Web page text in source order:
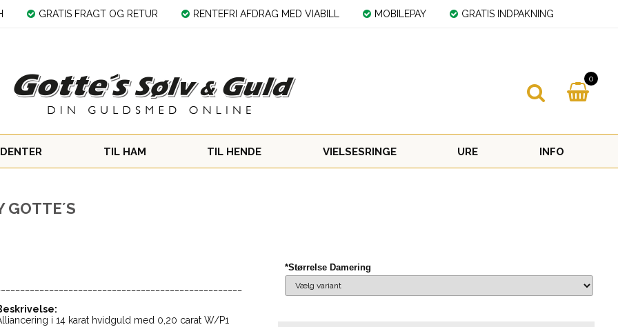
GRATIS FRAGT OG RETUR RENTEFRI AFDRAG MED VIABILL MOBILEPAY GRATIS INDPAKNING
0
TIL HAM TIL HENDE VIELSESRINGE URE INFO
*Størrelse Damering
i 14 karat hvidguld med 0,20 carat W/P1